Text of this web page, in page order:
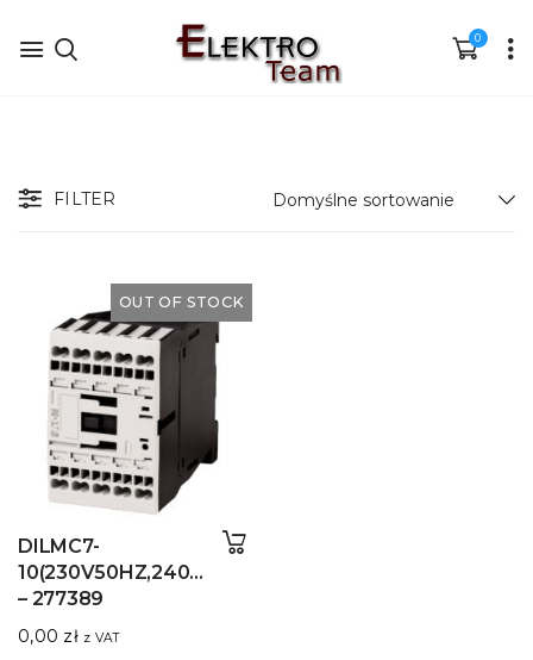
0
FILTER
OUT OF STOCK
DILMC7-
10(230V50HZ,240V60HZ)
– 277389
0,00 zł z VAT